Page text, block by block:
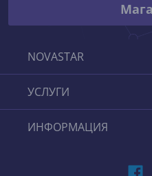
NOVASTAR
УСЛУГИ
ИНФОРМАЦИЯ